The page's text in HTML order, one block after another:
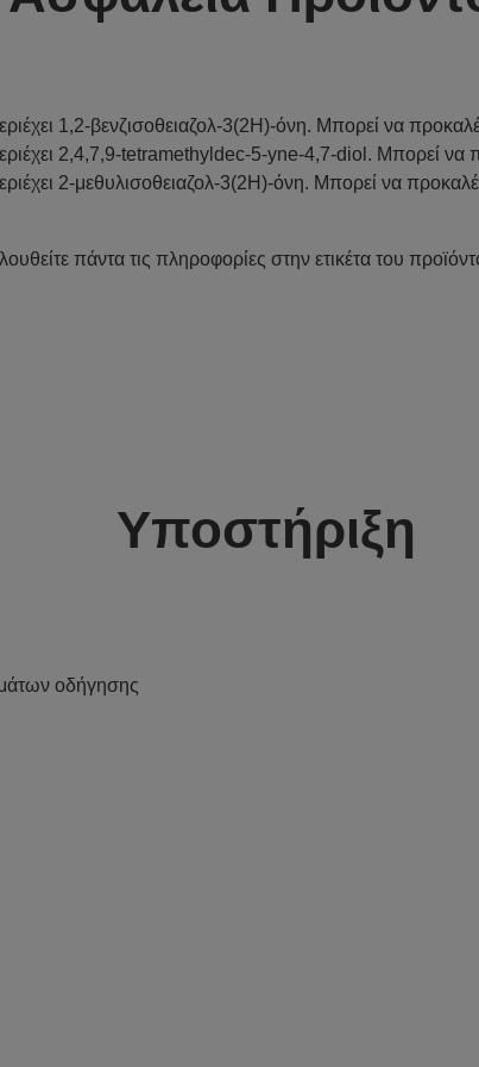
1,2-βενζισοθειαζολ-3(2H)-όνη. Μπορεί να
2,4,7,9-tetramethyldec-5-yne-4,7-diol. Μπορεί να
2-μεθυλισοθειαζολ-3(2H)-όνη. Μπορεί να
πάντα τις πληροφορίες στην ετικέτα του
Υποστήριξη
οδήγησης